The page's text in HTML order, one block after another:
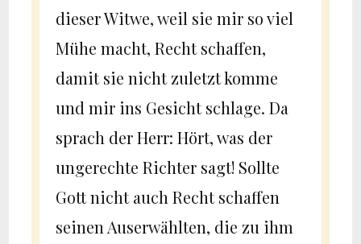
dieser Witwe, weil sie mir so viel
Mühe macht, Recht schaffen,
damit sie nicht zuletzt komme
und mir ins Gesicht schlage. Da
sprach der Herr: Hört, was der
ungerechte Richter sagt! Sollte
Gott nicht auch Recht schaffen
seinen Auserwählten, die zu ihm